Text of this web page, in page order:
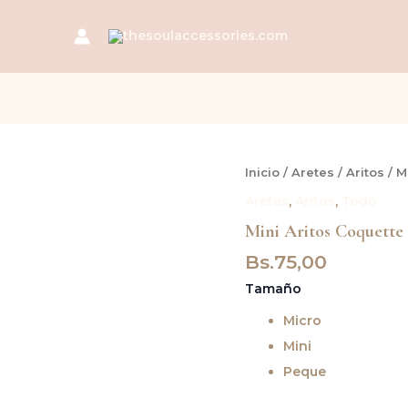
Inicio/ Aretes / Aritos /
, ,
Mini Aritos Coquette
Bs.75,00
Tamaño
Micro
Mini
Peque
Mini
Coquette
cantidad